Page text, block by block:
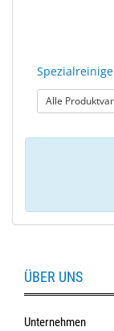
Alle
ÜBER UNS
Unternehmen